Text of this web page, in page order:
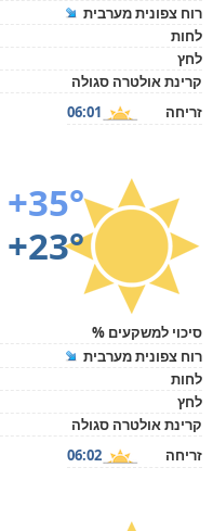
רוח צפונית מערבית
לחות
לחץ
קרינת אולטרה סגולה
זריחה
06:01
+35°
+23°
סיכוי למשקעים %
רוח צפונית מערבית
לחות
לחץ
קרינת אולטרה סגולה
זריחה
06:02